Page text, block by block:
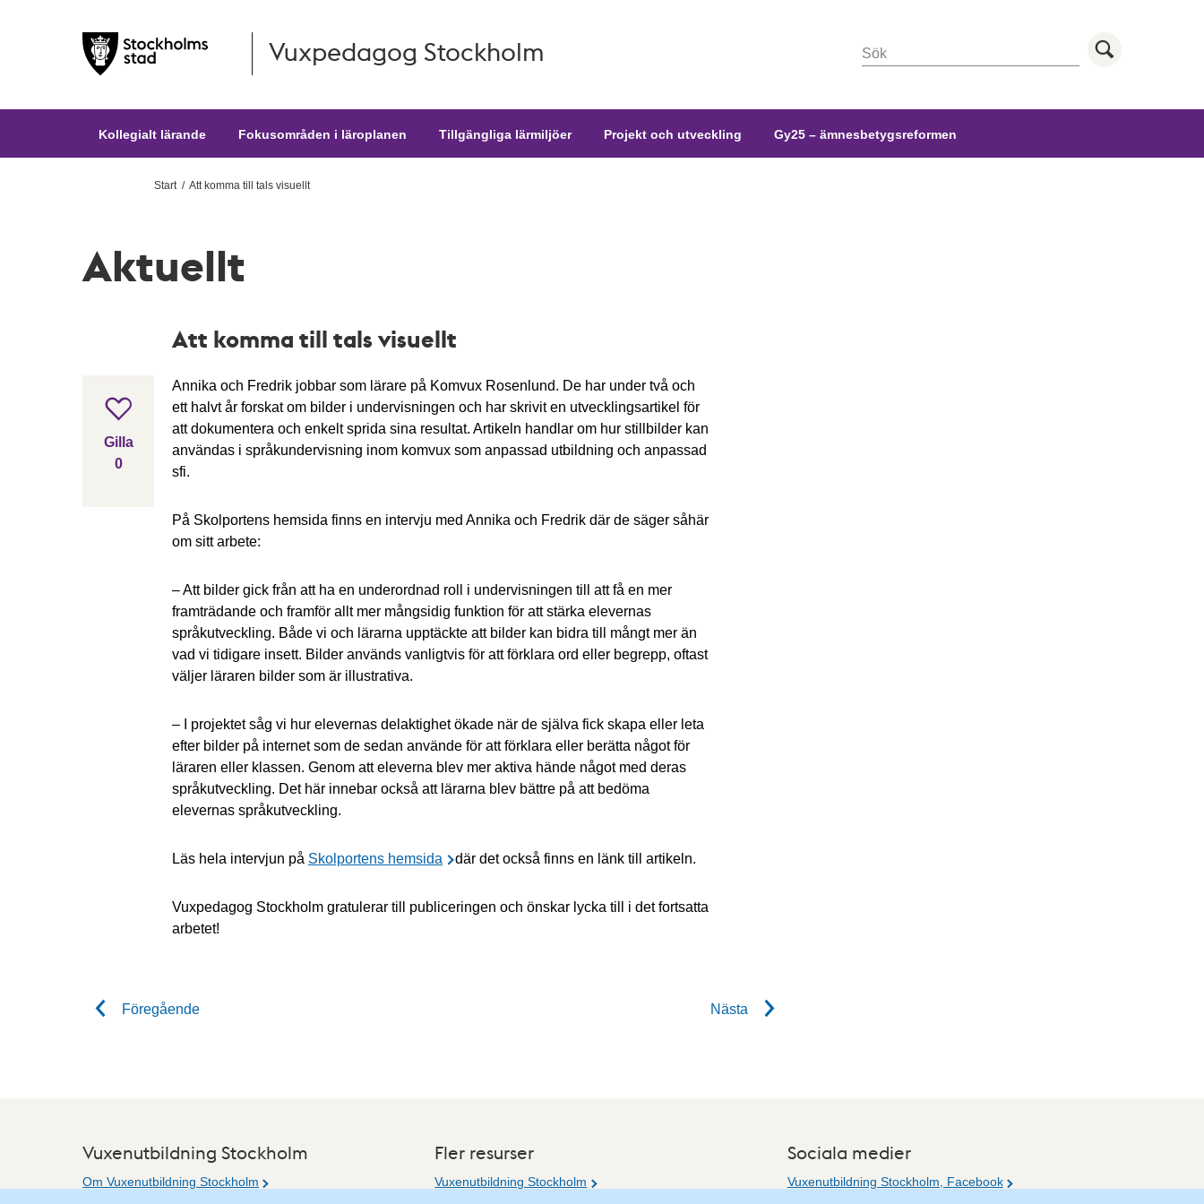
Hoppa till huvudinnehållet Vuxpedagog Stockholm Sök
Kollegialt lärande Fokusområden i läroplanen Tillgängliga lärmiljöer Projekt och utveckling Gy25 – ämnesbetygsreformen
Start Att komma till tals visuellt
Aktuellt
Att komma till tals visuellt
Gilla inlägget
Gilla
0
Annika och Fredrik jobbar som lärare på Komvux Rosenlund. De har under två och
ett halvt år forskat om bilder i undervisningen och har skrivit en utvecklingsartikel för
att dokumentera och enkelt sprida sina resultat. Artikeln handlar om hur stillbilder kan
användas i språkundervisning inom komvux som anpassad utbildning och anpassad
sfi.
På Skolportens hemsida finns en intervju med Annika och Fredrik där de säger såhär
om sitt arbete:
– Att bilder gick från att ha en underordnad roll i undervisningen till att få en mer
framträdande och framför allt mer mångsidig funktion för att stärka elevernas
språkutveckling. Både vi och lärarna upptäckte att bilder kan bidra till mångt mer än
vad vi tidigare insett. Bilder används vanligtvis för att förklara ord eller begrepp, oftast
väljer läraren bilder som är illustrativa.
– I projektet såg vi hur elevernas delaktighet ökade när de själva fick skapa eller leta
efter bilder på internet som de sedan använde för att förklara eller berätta något för
läraren eller klassen. Genom att eleverna blev mer aktiva hände något med deras
språkutveckling. Det här innebar också att lärarna blev bättre på att bedöma
elevernas språkutveckling.
Läs hela intervjun på Skolportens hemsida där det också finns en länk till artikeln.
Vuxpedagog Stockholm gratulerar till publiceringen och önskar lycka till i det fortsatta
arbetet!
Föregående Nästa
Vuxenutbildning Stockholm
Om Vuxenutbildning Stockholm
Fler resurser
Vuxenutbildning Stockholm
Sociala medier
Vuxenutbildning Stockholm, Facebook